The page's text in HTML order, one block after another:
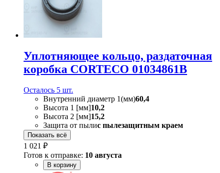
Уплотняющее кольцо, раздаточная
коробка CORTECO 01034861B
Осталось 5 шт.
Внутренний диаметр 1(мм)60,4
Высота 1 [мм]10,2
Высота 2 [мм]15,2
Защита от пылис пылезащитным краем
Показать всё
1 021 ₽
Готов к отправке: 10 августа
В корзину